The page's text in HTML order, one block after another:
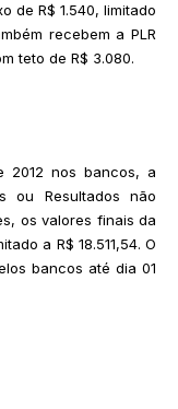
de R$ 1.540, limitado
recebem a PLR
teto de R$ 3.080.
2012 nos bancos, a
ou Resultados não
os valores finais da
a R$ 18.511,54. O
bancos até dia 01